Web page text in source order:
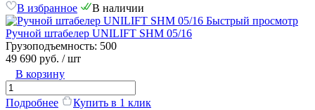
В избранное
В наличии
Быстрый просмотр
Ручной штабелер UNILIFT SHM 05/16
Грузоподъемность: 500
49 690 руб. / шт
В корзину
Подробнее
Купить в 1 клик